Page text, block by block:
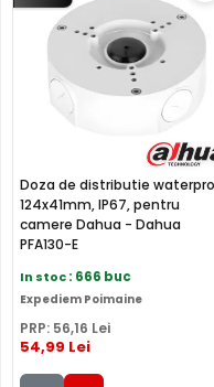
Cu ajutorul functie SMD
HDW3549TM-AS-LED-
inteligenta, facand
om sau masina,
vegetatie, animale,
Doza de distributie
124x41mm, IP67, pentru
camere Dahua - Dahua
PFA130-E
In stoc: 666 buc
Expediem Poimaine
PRP: 56,16 Lei
54,99 Lei